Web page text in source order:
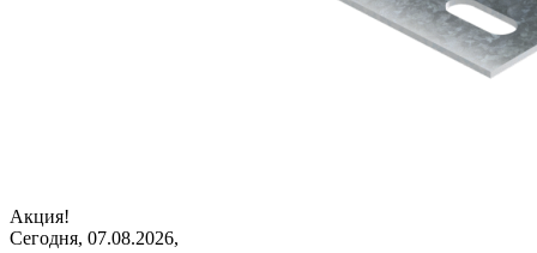
Акция!
Сегодня, 07.08.2026,